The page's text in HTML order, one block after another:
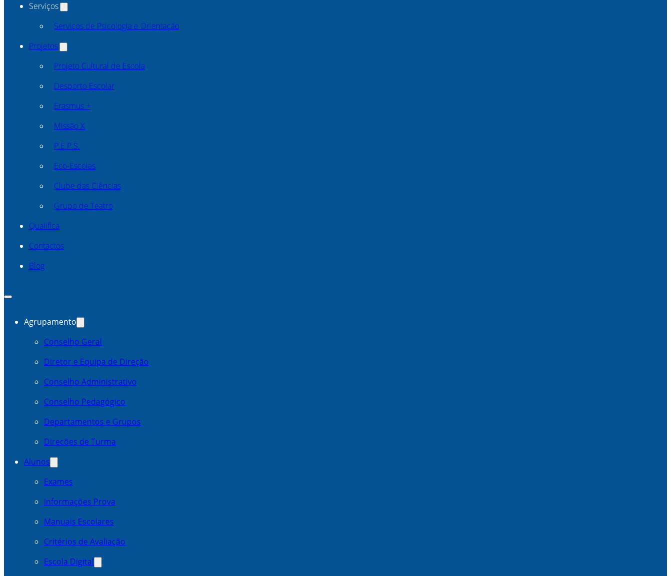
Serviços
Serviços de Psicologia e Orientação
Projetos
Projeto Cultural de Escola
Desporto Escolar
Erasmus +
Missão X
P.E.P.S.
Eco-Escolas
Clube das Ciências
Grupo de Teatro
Qualifica
Contactos
Blog
Agrupamento
Conselho Geral
Diretor e Equipa de Direção
Conselho Administrativo
Conselho Pedagógico
Departamentos e Grupos
Direcões de Turma
Alunos
Exames
Informações Prova
Manuais Escolares
Critérios de Avaliação
Escola Digital